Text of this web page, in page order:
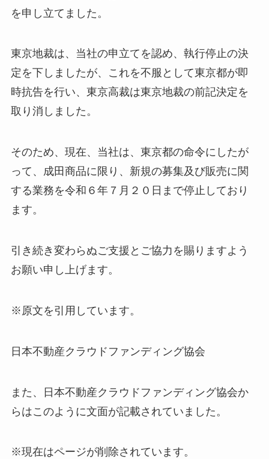
を申し立てました。
東京地裁は、当社の申立てを認め、執行停止の決
定を下しましたが、これを不服として東京都が即
時抗告を行い、東京高裁は東京地裁の前記決定を
取り消しました。
そのため、現在、当社は、東京都の命令にしたが
って、成田商品に限り、新規の募集及び販売に関
する業務を令和６年７月２０日まで停止しており
ます。
引き続き変わらぬご支援とご協力を賜りますよう
お願い申し上げます。
※原文を引用しています。
日本不動産クラウドファンディング協会
また、日本不動産クラウドファンディング協会か
らはこのように文面が記載されていました。
※現在はページが削除されています。